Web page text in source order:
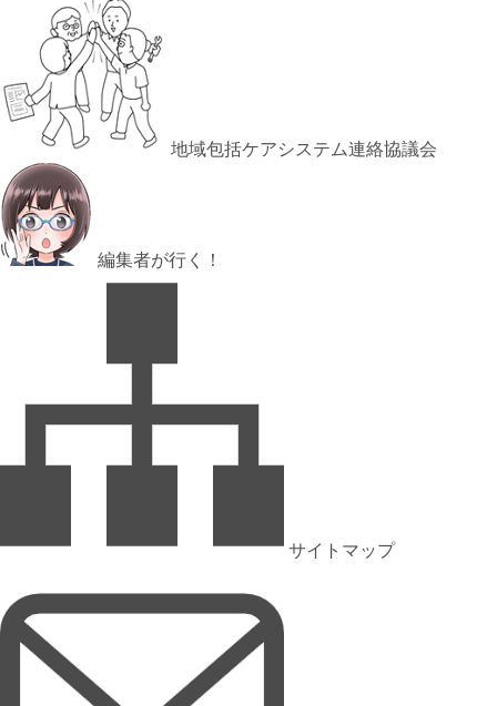
地域包括ケアシステム連絡協議会
編集者が行く！
サイトマップ